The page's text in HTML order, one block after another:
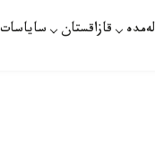
قازاقستان ساياسات